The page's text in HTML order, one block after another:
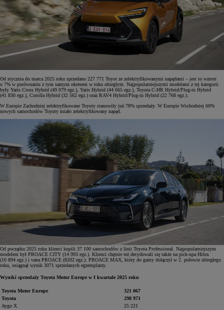
Od stycznia do marca 2025 roku sprzedano 227 771 Toyot ze zelektryfikowanymi napędami – jest to wzrost
o 7% w porównaniu z tym samym okresem w roku ubiegłym. Najpopularniejszymi modelami z tej kategorii
były Yaris Cross Hybrid (49 079 egz.), Yaris Hybrid (44 665 egz.), Toyota C-HR Hybrid/Plug-in Hybrid
(41 830 egz.), Corolla Hybrid (32 562 egz.) oraz RAV4 Hybrid/Plug-in Hybrid (22 768 egz.).
W Europie Zachodniej zelektryfikowane Toyoty stanowiły już 78% sprzedaży. W Europie Wschodniej 60%
nowych samochodów Toyoty miało zelektryfikowany napęd.
Od początku 2025 roku klienci kupili 37 100 samochodów z linii Toyota Professional. Najpopularniejszym
modelem był PROACE CITY (14 993 egz.). Klienci chętnie też decydowali się także na pick-upa Hilux
(10 894 egz.) i vana PROACE (8202 egz.). PROACE MAX, który do gamy dołączył w 2. połowie ubiegłego
roku, osiągnął wynik 3071 sprzedanych egzemplarzy.
Wyniki sprzedaży Toyota Motor Europe w I kwartale 2025 roku
Toyota Motor Europe
321 067
Toyota
298 971
Aygo X
25 221